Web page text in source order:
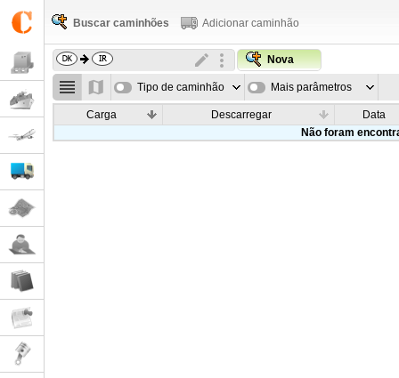
Buscar caminhões Adicionar caminhão
Nova
Tipo de caminhão Mais parâmetros
Carga Descarregar
Data
Não foram